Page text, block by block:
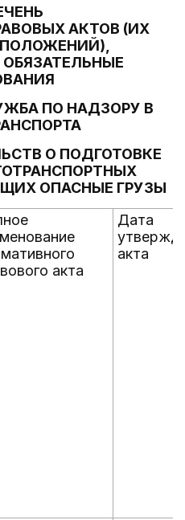
АКТОВ (ИХ
ПО НАДЗОРУ В
О ПОДГОТОВКЕ
ОПАСНЫЕ ГРУЗЫ
акта
Дата
акта